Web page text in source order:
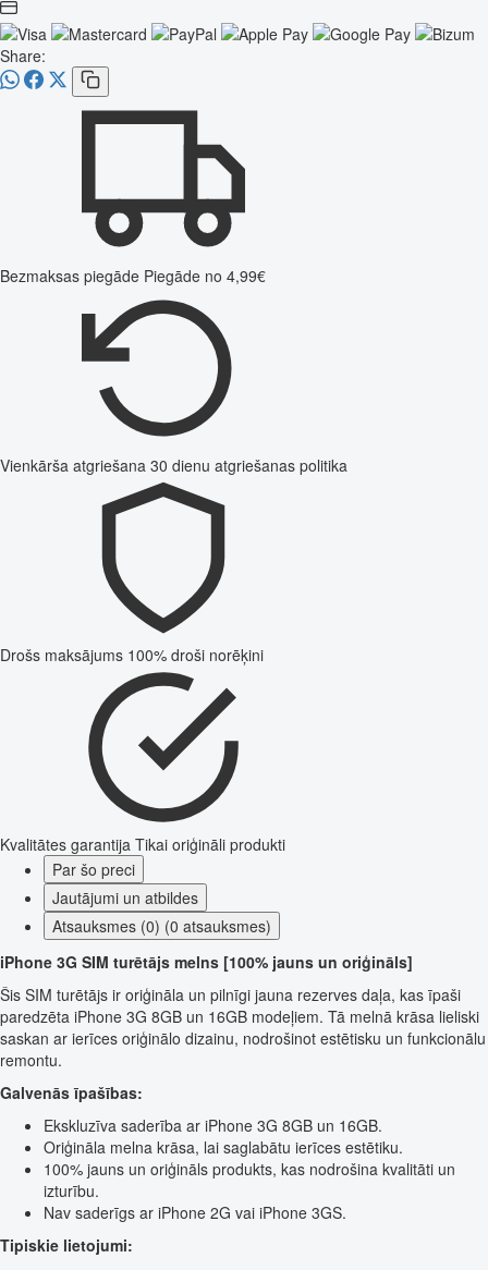
Share:
Bezmaksas piegāde Piegāde no 4,99€
Vienkārša atgriešana 30 dienu atgriešanas politika
Drošs maksājums 100% droši norēķini
Kvalitātes garantija Tikai oriģināli produkti
Par šo preci
Jautājumi un atbildes
Atsauksmes (0) (0 atsauksmes)
iPhone 3G SIM turētājs melns [100% jauns un oriģināls]
Šis SIM turētājs ir oriģināla un pilnīgi jauna rezerves daļa, kas īpaši
paredzēta iPhone 3G 8GB un 16GB modeļiem. Tā melnā krāsa lieliski
saskan ar ierīces oriģinālo dizainu, nodrošinot estētisku un funkcionālu
remontu.
Galvenās īpašības:
Ekskluzīva saderība ar iPhone 3G 8GB un 16GB.
Oriģināla melna krāsa, lai saglabātu ierīces estētiku.
100% jauns un oriģināls produkts, kas nodrošina kvalitāti un
izturību.
Nav saderīgs ar iPhone 2G vai iPhone 3GS.
Tipiskie lietojumi: